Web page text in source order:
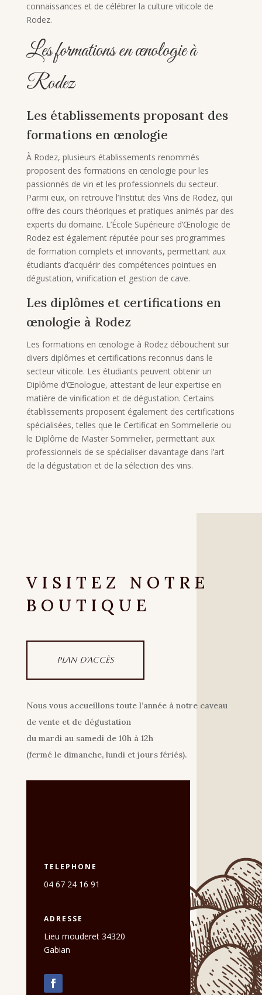
connaissances et de célébrer la culture viticole de
Rodez.
Les formations en œnologie à
Rodez
Les établissements proposant des
formations en œnologie
À Rodez, plusieurs établissements renommés
proposent des formations en œnologie pour les
passionnés de vin et les professionnels du secteur.
Parmi eux, on retrouve l’Institut des Vins de Rodez, qui
offre des cours théoriques et pratiques animés par des
experts du domaine. L’École Supérieure d’Œnologie de
Rodez est également réputée pour ses programmes
de formation complets et innovants, permettant aux
étudiants d’acquérir des compétences pointues en
dégustation, vinification et gestion de cave.
Les diplômes et certifications en
œnologie à Rodez
Les formations en œnologie à Rodez débouchent sur
divers diplômes et certifications reconnus dans le
secteur viticole. Les étudiants peuvent obtenir un
Diplôme d’Œnologue, attestant de leur expertise en
matière de vinification et de dégustation. Certains
établissements proposent également des certifications
spécialisées, telles que le Certificat en Sommellerie ou
le Diplôme de Master Sommelier, permettant aux
professionnels de se spécialiser davantage dans l’art
de la dégustation et de la sélection des vins.
VISITEZ NOTRE
BOUTIQUE
Plan d'accès
Nous vous accueillons toute l’année à notre caveau
de vente et de dégustation
du mardi au samedi de 10h à 12h
(fermé le dimanche, lundi et jours fériés).
TELEPHONE
04 67 24 16 91
ADRESSE
Lieu mouderet 34320
Gabian